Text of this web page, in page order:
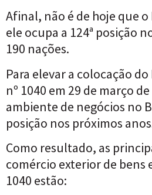
Afinal, não é de hoje que
ele ocupa a 124ª posição
190 nações.
Para elevar a colocação
nº 1040 em 29 de março
ambiente de negócios no
posição nos próximos
Como resultado, as
comércio exterior de bens
1040 estão: